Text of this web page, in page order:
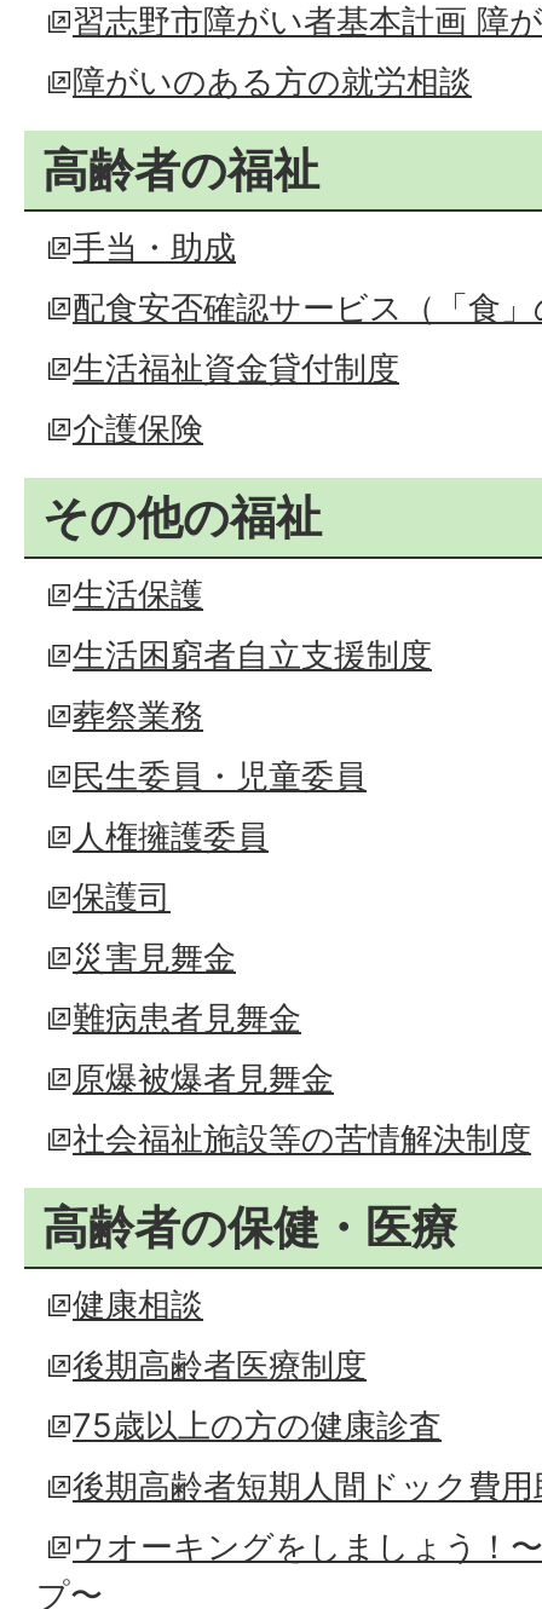
習志野市障がい者基本計画 障
障がいのある方の就労相談
高齢者の福祉
手当・助成
配食安否確認サービス（「食
生活福祉資金貸付制度
介護保険
その他の福祉
生活保護
生活困窮者自立支援制度
葬祭業務
民生委員・児童委員
人権擁護委員
保護司
災害見舞金
難病患者見舞金
原爆被爆者見舞金
社会福祉施設等の苦情解決制度
高齢者の保健・医療
健康相談
後期高齢者医療制度
75歳以上の方の健康診査
後期高齢者短期人間ドック費
ウオーキングをしましょう！
プ〜